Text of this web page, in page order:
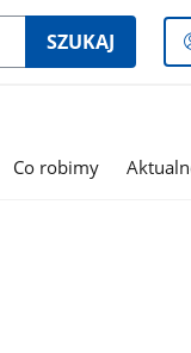
SZUKAJ
Co robimy